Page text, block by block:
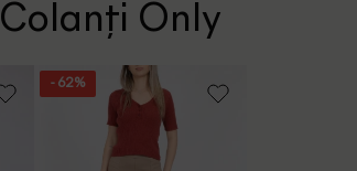
Colanți Only
- 62%